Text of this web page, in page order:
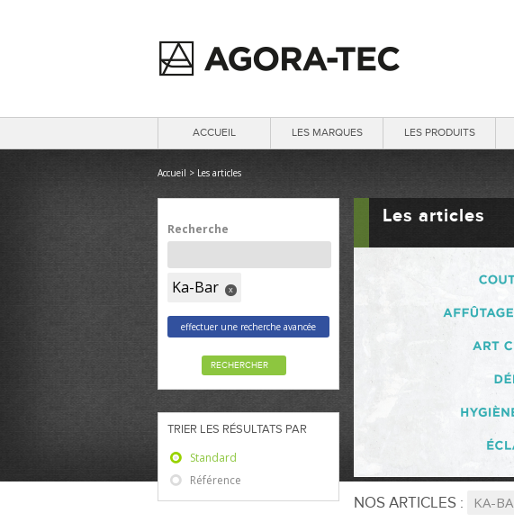
ACCUEIL LES MARQUES LES PRODUITS
Les articles
Accueil > Les articles
Recherche
Ka-Bar x
effectuer une recherche avancée
RECHERCHER
TRIER LES RÉSULTATS PAR
Standard
Référence
NOS ARTICLES : KA-